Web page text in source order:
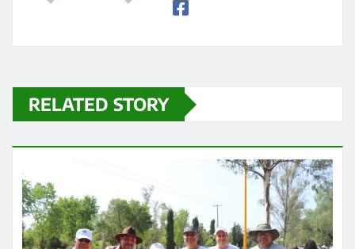
RELATED STORY